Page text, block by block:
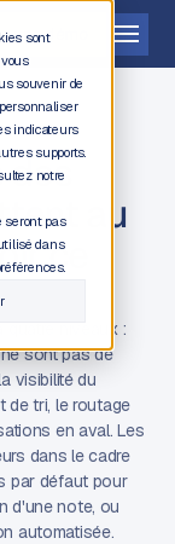
sont
souvenir de
indicateurs
supports.
notre
seront pas
dans
une démo
des
au
ce
niveaux :
sont pas de
visibilité du
de tri, le routage
en aval. Les
dans le cadre
par défaut pour
d'une note, ou
automatisée.